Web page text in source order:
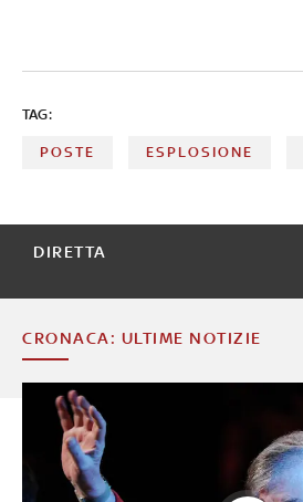
TAG:
POSTE ESPLOSIONE
DIRETTA
CRONACA: ULTIME NOTIZIE